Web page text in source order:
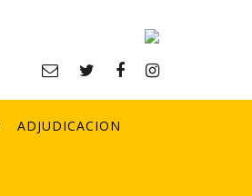
ADJUDICACION